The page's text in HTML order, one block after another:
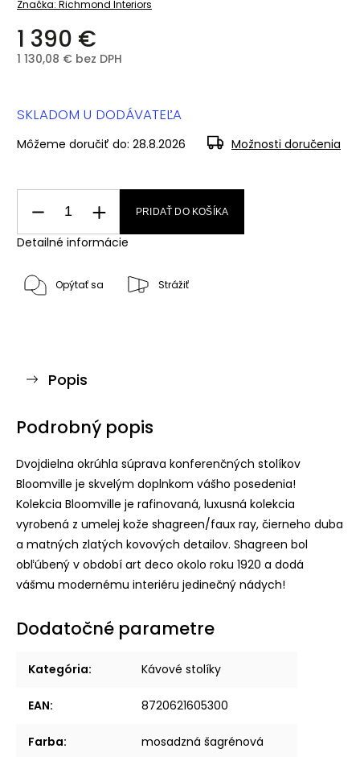
Značka: Richmond Interiors
1 390 €
1 130,08 € bez DPH
SKLADOM U DODÁVATEĽA
Môžeme doručiť do: 28.8.2026 Možnosti doručenia
PRIDAŤ DO KOŠÍKA
Detailné informácie
Opýtať sa Strážiť
Popis
Podrobný popis
Dvojdielna okrúhla súprava konferenčných stolíkov
Bloomville je skvelým doplnkom vášho posedenia!
Kolekcia Bloomville je rafinovaná, luxusná kolekcia
vyrobená z umelej kože shagreen/faux ray, čierneho duba
a matných zlatých kovových detailov. Shagreen bol
obľúbený v období art deco okolo roku 1920 a dodá
vášmu modernému interiéru jedinečný nádych!
Dodatočné parametre
Kategória: Kávové stolíky
EAN: 8720621605300
Farba: mosadzná šagrénová